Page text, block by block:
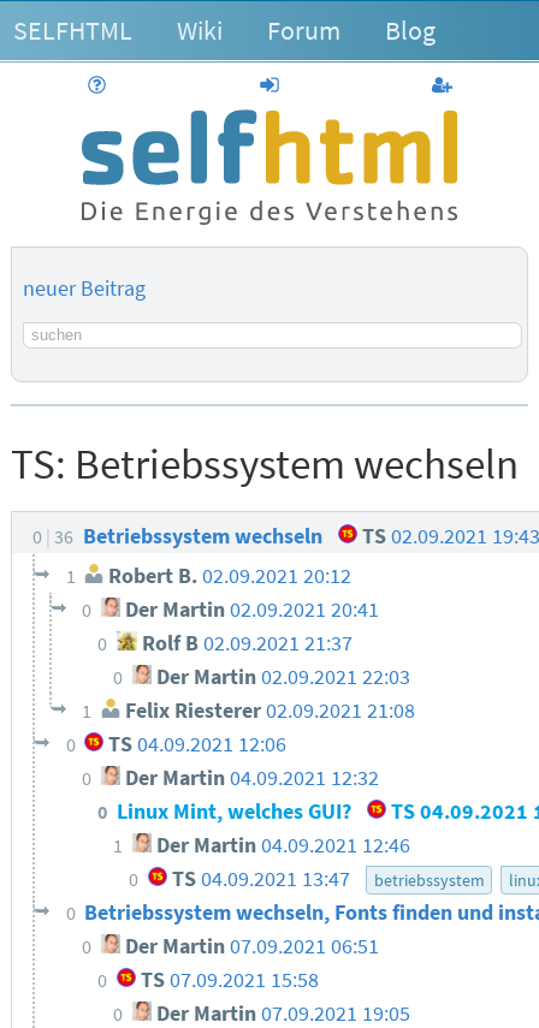
SELFHTML Wiki Forum Blog
anmelden
neuer Beitrag
Suchbegriff
TS: Betriebssystem wechseln
0 36 Betriebssystem wechseln TS 02.09.2021
1 Robert B.02.09.2021 20:12
0 Der Martin 02.09.2021 20:41
0 Rolf B 02.09.2021 21:37
0 Der Martin02.09.2021 22:03
1 Felix Riesterer 02.09.2021 21:08
0 TS04.09.2021 12:06
0 Der Martin 04.09.2021 12:32
0 Linux Mint, welches GUI? TS 04.09.2021
1 Der Martin04.09.2021 12:46
0 TS04.09.2021 13:47 betriebssystem
0 Betriebssystem wechseln, Fonts finden und
0 Der Martin 07.09.2021 06:51
0 TS07.09.2021 15:58
0 Der Martin07.09.2021 19:05